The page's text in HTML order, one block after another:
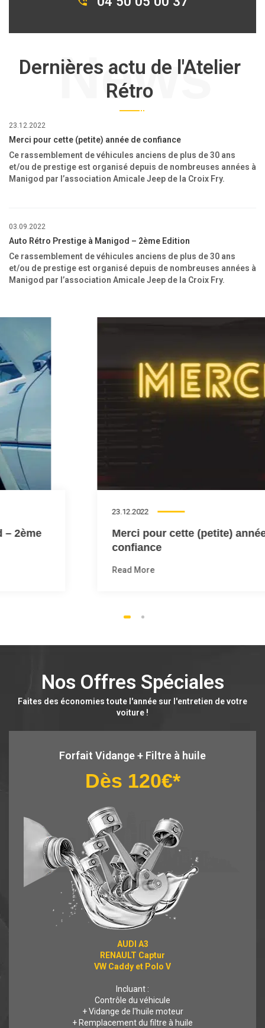
News
Dernières actu de l'Atelier
Rétro
23.12.2022
Merci pour cette (petite) année de confiance
Ce rassemblement de véhicules anciens de plus de 30 ans
et/ou de prestige est organisé depuis de nombreuses années à
Manigod par l’association Amicale Jeep de la Croix Fry.
03.09.2022
Auto Rétro Prestige à Manigod – 2ème Edition
Ce rassemblement de véhicules anciens de plus de 30 ans
et/ou de prestige est organisé depuis de nombreuses années à
Manigod par l’association Amicale Jeep de la Croix Fry.
Merci pour cette (petite) année de
1 2
Nos Offres Spéciales
Faites des économies toute l'année sur l'entretien de votre
voiture !
Forfait Vidange + Filtre à huile
Dès 120€*
AUDI A3
RENAULT Captur
VW Caddy et Polo V
Incluant :
Contrôle du véhicule
+ Vidange de l'huile moteur
+ Remplacement du filtre à huile